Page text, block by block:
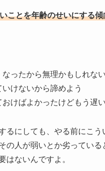
ことを年齢のせいにする
ったから無理かもしれな
けないから諦めよう
けばよかったけどもう遅
るにしても、やる前にこ
の人が弱いとか劣ってい
はないんですよ。